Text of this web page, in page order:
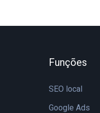
Funções
SEO local
Google Ads